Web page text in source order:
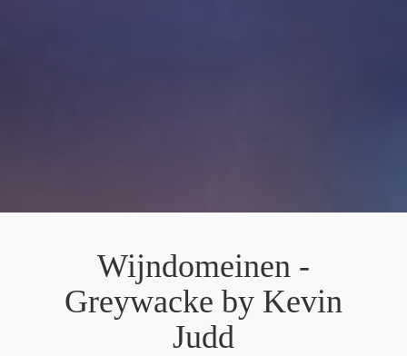
Wijndomeinen -
Greywacke by Kevin
Judd